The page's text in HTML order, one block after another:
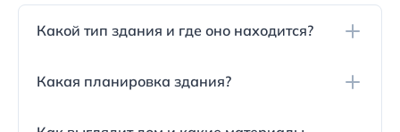
Какой тип здания и где оно находится?
образной формы на улице Спортивная, дом 22 в
Какая планировка здания?